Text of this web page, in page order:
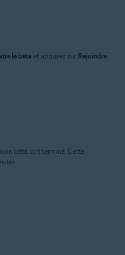
le bêta et appuyez sur Rejoindre.
bêta soit terminé. Cette